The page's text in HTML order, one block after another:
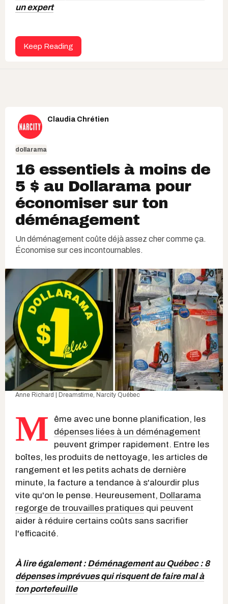
un expert
Keep Reading
Claudia Chrétien
dollarama
16 essentiels à moins de
5 $ au Dollarama pour
économiser sur ton
déménagement
Un déménagement coûte déjà assez cher comme ça.
Économise sur ces incontournables.
Anne Richard Dreamstime, Narcity Québec
M
ême avec une bonne planification, les
dépenses liées à un déménagement
peuvent grimper rapidement. Entre les
boîtes, les produits de nettoyage, les articles de
rangement et les petits achats de dernière
minute, la facture a tendance à s'alourdir plus
vite qu'on le pense. Heureusement, Dollarama
regorge de trouvailles pratiques qui peuvent
aider à réduire certains coûts sans sacrifier
l'efficacité.
À lire également :Déménagement au Québec : 8
dépenses imprévues qui risquent de faire mal à
ton portefeuille